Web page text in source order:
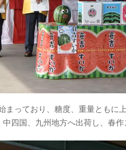
まっており、糖度、重量ともに
四国、九州地方へ出荷し、春